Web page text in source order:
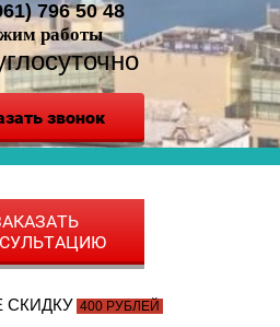
796 50 48
работы
звонок
СКИДКУ 400 РУБЛЕЙ